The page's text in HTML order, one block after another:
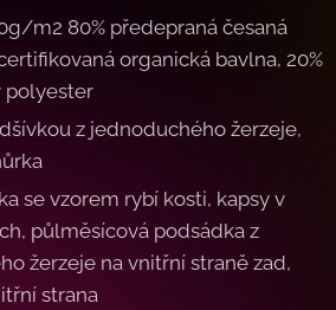
m2 80% předepraná česaná
organická bavlna, 20%
polyester
z jednoduchého žerzeje,
se vzorem rybí kosti, kapsy v
půlměsícová podsádka z
žerzeje na vnitřní straně zad,
strana